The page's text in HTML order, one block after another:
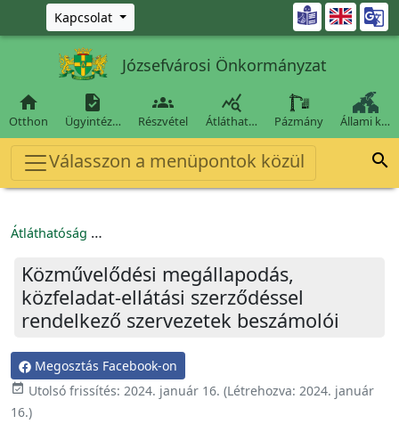
Ugrás a fő tartalomra
Kapcsolat 
Józsefvárosi Önkormányzat

Otthon

Ügyintéz…

Részvétel

Átláthat… Pázmány Állami k…
Válasszon a menüpontok közül 
Átláthatóság
Közművelődési megállapodás,
közfeladat-ellátási szerződéssel
rendelkező szervezetek beszámolói
Megosztás Facebook-on
 Utolsó frissítés: 2024. január 16. (Létrehozva: 2024. január
16.)